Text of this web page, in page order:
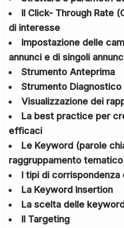
Il Click- Through Rate
di interesse
Impostazione delle
annunci e di singoli
Strumento Anteprima
Strumento Diagnostico
Visualizzazione dei
La best practice per
efficaci
Le Keyword (parole
raggruppamento tematico
I tipi di corrispondenza
La Keyword Insertion
La scelta delle
Il Targeting